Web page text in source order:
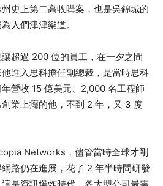
史上第二高收購案，也是吳錦城的
人們津津樂道。
超過 200 位的員工，在一夕之間
進入思科擔任副總裁，是當時思科
營收 15 億美元、2,000 名工程師
業上癮的他，不到 2 年，又 3 度
Networks，儘管當時全球才剛
路仍在進展，花了 2 年半時間研發